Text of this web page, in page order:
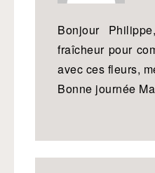
Bonjour
fraîcheur pour
avec ces fleurs,
Bonne journée